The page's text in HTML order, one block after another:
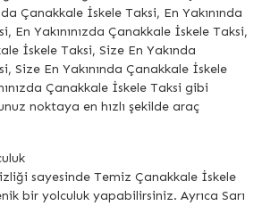
Çanakkale İskele Taksi, En Yakınında
En Yakınınızda Çanakkale İskele Taksi,
İskele Taksi, Size En Yakında
Size En Yakınında Çanakkale İskele
Çanakkale İskele Taksi gibi
noktaya en hızlı şekilde araç
sayesinde Temiz Çanakkale İskele
bir yolculuk yapabilirsiniz. Ayrıca Sarı